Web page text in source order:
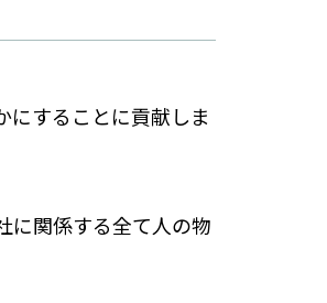
にすることに貢献しま
に関係する全て人の物